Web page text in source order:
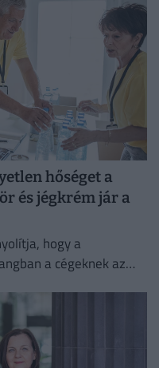
hőséget a
és jégkrém jár a
hogy a
a cégeknek az